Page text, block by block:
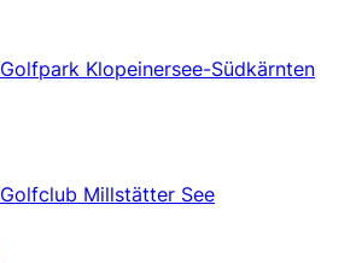
Golfpark Klopeinersee-Südkärnten
Golfclub Millstätter See